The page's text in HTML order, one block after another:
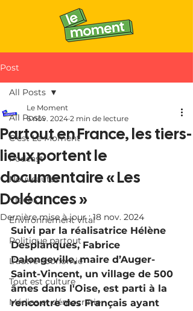
Post
All Posts
C'est Le Moment
Podcast
Nouveautés
Vidéos
Environnement vital
Politique partout
L'autre économie
Tout est culture
Médias et démocratie
All Posts
Partout en France, les tiers-
lieux portent le
documentaire « Les
Doléances »
Le Moment
6 nov. 2024 2 min de lecture
Dernière mise à jour :18 nov. 2024
Suivi par la réalisatrice Hélène
Desplanques, Fabrice
Dalongeville, maire d’Auger-
Saint-Vincent, un village de 500
âmes dans l'Oise, est parti à la
rencontre des Français ayant